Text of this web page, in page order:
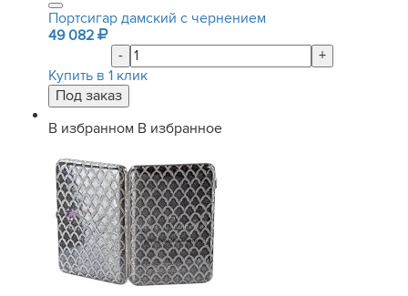
Портсигар дамский с чернением
49 082
-
+
Купить в 1 клик
В избранном В избранное